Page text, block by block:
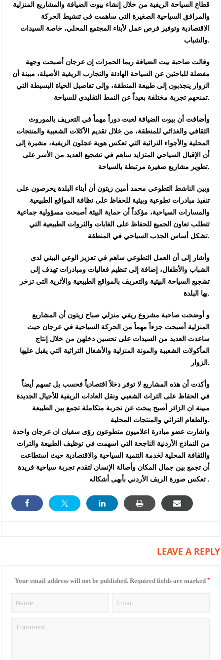
قطاع السياحة الريفية من خلال إنشاء بيوت الضيافة والمشاريع المنزلية
والمرافق السياحية الصغيرة التي ساهمت في تنشيط الحركة
الاقتصادية وتوفير فرص عمل لأبناء المجتمع المحلي، خاصة السيدات
والشباب.
وقالت صاحبة بيت الضيافة ريما الحمزات إن عرجان أصبحت وجهة
مفضلة للباحثين عن السياحة الهادئة والتجارب الريفية الأصيلة، مبينة أن
الزوار ينجذبون إلى طبيعة المنطقة، وإلى تفاصيل الحياة البسيطة التي
تمنحهم تجربة مختلفة بعيداً عن النمط التقليدي للسياحة.
وأضافت أن بيوت الضيافة لعبت دوراً مهماً في التعريف بالموروث
الثقافي والغذائي للمنطقة، من خلال تقديم الأكلات الشعبية والمنتجات
المحلية والأجواء التراثية التي تعكس هوية عجلون الريفية، مشيرة إلى
أن الإقبال السياحي المتزايد ساهم في تشجيع العديد من الأسر على
تطوير مشاريع صغيرة مرتبطة بالسياحة.
وبين الناشط التطوعي محمد أمين زيتون أن أبناء البلدة يحرصون على
تنفيذ مبادرات تطوعية وبيئية للحفاظ على نظافة المواقع الطبيعية
والمسارات السياحية، مؤكداً أن حماية البيئة أصبحت مسؤولية جماعية
تتطلب تعاون الجميع للحفاظ على الغابات والثروات الطبيعية التي
تشكل أساس الجذب السياحي في المنطقة.
وأشار إلى أن العمل التطوعي ساهم في تعزيز الوعي البيئي لدى
الشباب والأطفال، إضافة إلى تنظيم فعاليات ومبادرات تهدف إلى
تشجيع السياحة البيئية والتعريف بالمواقع الطبيعية والأثرية التي تزخر
بها البلدة.
و أوضحت صاحبة مشروع ريفي منزلي صباح زيتون أن المشاريع
المنزلية أصبحت جزءاً مهماً من الحركة السياحية في عرجان حيث
ساعدت العديد من السيدات على تحسين دخلهن من خلال إنتاج
المأكولات الشعبية والمونة المنزلية والأشغال التراثية التي يقبل عليها
الزوار.
وأكدت أن هذه المشاريع لا توفر دخلاً اقتصادياً فحسب بل تسهم أيضاً
في الحفاظ على التراث الشعبي ونقل العادات الريفية للأجيال الجديدة
مبينة ان الزائر أصبح يبحث عن تجربة متكاملة تجمع بين الطبيعة
والطعام التراثي والمنتجات المحلية.
واشارت عضو مبادرة اعلاميون متطوعون رؤى سفيان ان عرجان واحدة
من النماذج الأردنية الناجحة التي اسهمت في توظيف الطبيعة والتراث
والثقافة المحلية لخدمة التنمية السياحية والاقتصادية حيث استطاعت
أن تجمع بين جمال المكان وأصالة الإنسان لتقدم تجربة سياحية فريدة
تعكس صورة الريف الأردني بأبهى أشكاله .
LEAVE A REPLY
Your email address will not be published. Required fields are marked *